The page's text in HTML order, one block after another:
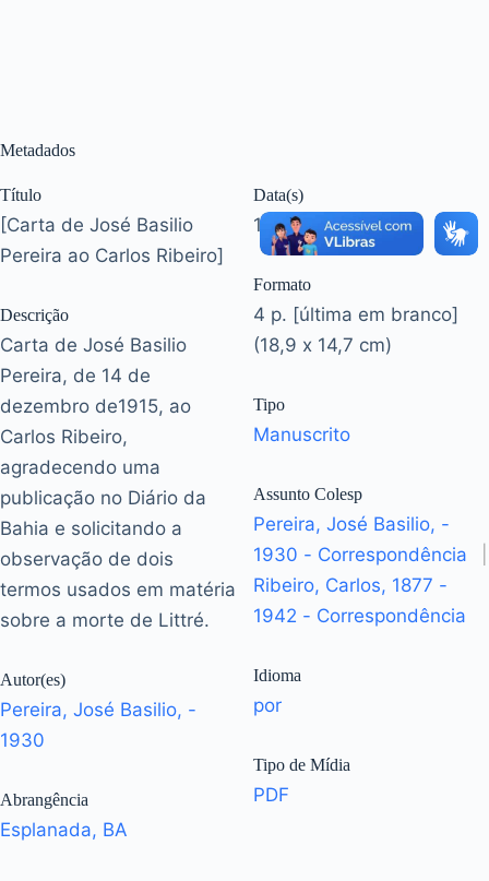
Metadados
Título
[Carta de José Basilio
Pereira ao Carlos Ribeiro]
Descrição
Carta de José Basilio
Pereira, de 14 de
dezembro de1915, ao
Carlos Ribeiro,
agradecendo uma
publicação no Diário da
Bahia e solicitando a
observação de dois
termos usados em matéria
sobre a morte de Littré.
Autor(es)
Pereira, José Basilio, -
1930
Abrangência
Esplanada, BA
Data(s)
14 dez. 1915
Formato
4 p. [última em branco]
(18,9 x 14,7 cm)
Tipo
Manuscrito
Assunto Colesp
Pereira, José Basilio, -
1930 - Correspondência
Ribeiro, Carlos, 1877 -
1942 - Correspondência
Idioma
por
Tipo de Mídia
PDF